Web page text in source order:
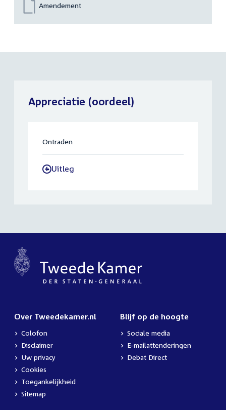
Amendement
Appreciatie (oordeel)
Ontraden
-Uitleg
Over Tweedekamer.nl
Colofon
Disclaimer
Uw privacy
Cookies
Toegankelijkheid
Sitemap
Blijf op de hoogte
Sociale media
E-mailattenderingen
Debat Direct